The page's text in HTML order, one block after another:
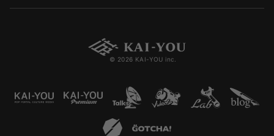
© 2026 KAI-YOU inc.